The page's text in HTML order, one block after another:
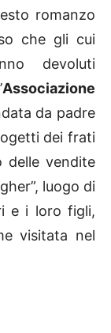
romanzo
che gli cui
devoluti
Associazione
da padre
dei frati
delle vendite
luogo di
e i loro figli,
visitata nel